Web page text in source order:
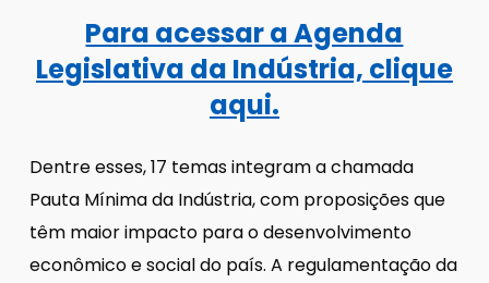
Para acessar a Agenda
Legislativa da Indústria, clique
aqui.
Dentre esses, 17 temas integram a chamada
Pauta Mínima da Indústria, com proposições que
têm maior impacto para o desenvolvimento
econômico e social do país. A regulamentação da